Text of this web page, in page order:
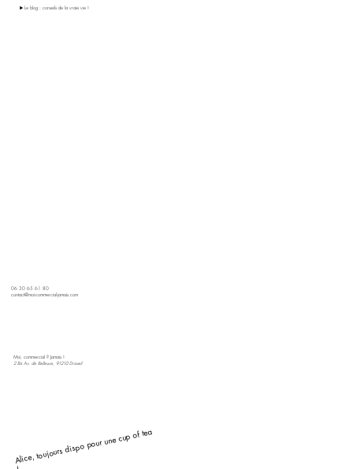
06 30 65 61 80
contact@moi-commercial-jamais.com
Moi, commercial ? Jamais !
2 Bis Av. de Bellevue, 91210 Draveil
Alice, toujours dispo pour une cup of tea
▶️ Le blog : conseils de la vraie vie !